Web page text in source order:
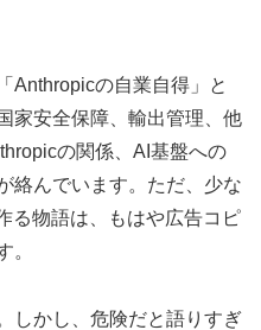
Anthropicの自業自得」と
家安全保障、輸出管理、他
の関係、AI基盤への
絡んでいます。ただ、少な
る物語は、もはや広告コピ
。
しかし、危険だと語りすぎ